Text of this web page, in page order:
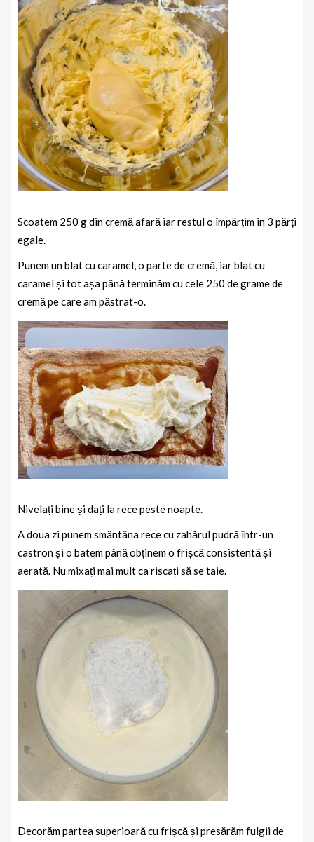
Scoatem 250 g din cremă afară iar restul o împărțim în 3 părți
egale.
Punem un blat cu caramel, o parte de cremă, iar blat cu
caramel și tot așa până terminăm cu cele 250 de grame de
cremă pe care am păstrat-o.
Nivelați bine și dați la rece peste noapte.
A doua zi punem smântâna rece cu zahărul pudră într-un
castron și o batem până obținem o frișcă consistentă și
aerată. Nu mixați mai mult ca riscați să se taie.
Decorăm partea superioară cu frișcă și presărăm fulgii de